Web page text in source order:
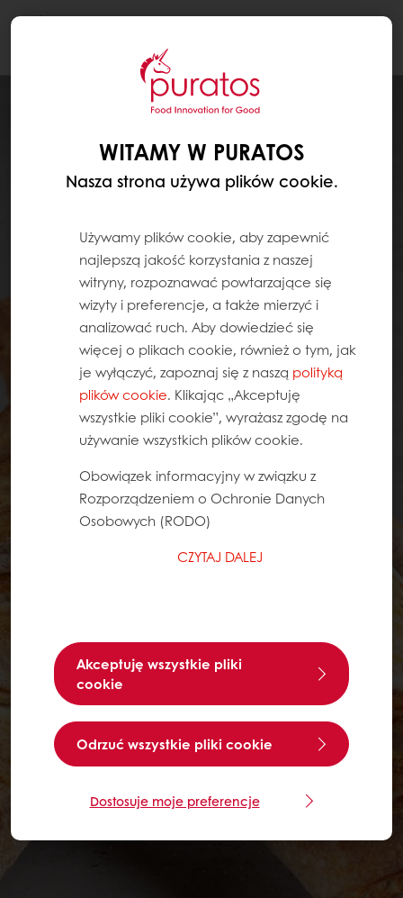
WITAMY W PURATOS
Nasza strona używa plików cookie.
Używamy plików cookie, aby zapewnić
najlepszą jakość korzystania z naszej
witryny, rozpoznawać powtarzające się
wizyty i preferencje, a także mierzyć i
analizować ruch. Aby dowiedzieć się
więcej o plikach cookie, również o tym, jak
je wyłączyć, zapoznaj się z naszą polityką
plików cookie. Klikając „Akceptuję
wszystkie pliki cookie”, wyrażasz zgodę na
używanie wszystkich plików cookie.
Obowiązek informacyjny w związku z
Rozporządzeniem o Ochronie Danych
Osobowych (RODO)
CZYTAJ DALEJ
Akceptuję wszystkie pliki
cookie
Odrzuć wszystkie pliki cookie
Dostosuje moje preferencje